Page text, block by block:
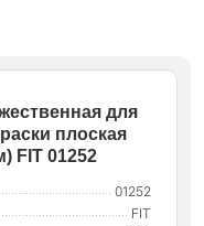
для
плоская
FIT 01252
01252
FIT